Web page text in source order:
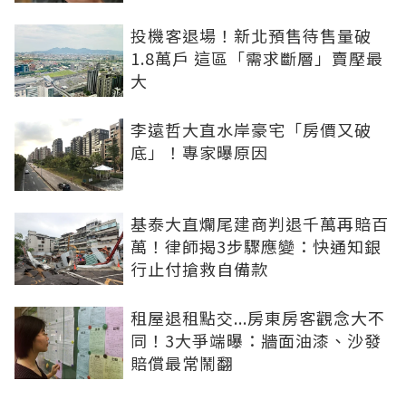
投機客退場！新北預售待售量破
1.8萬戶 這區「需求斷層」賣壓最
大
李遠哲大直水岸豪宅「房價又破
底」！專家曝原因
基泰大直爛尾建商判退千萬再賠百
萬！律師揭3步驟應變：快通知銀
行止付搶救自備款
租屋退租點交...房東房客觀念大不
同！3大爭端曝：牆面油漆、沙發
賠償最常鬧翻